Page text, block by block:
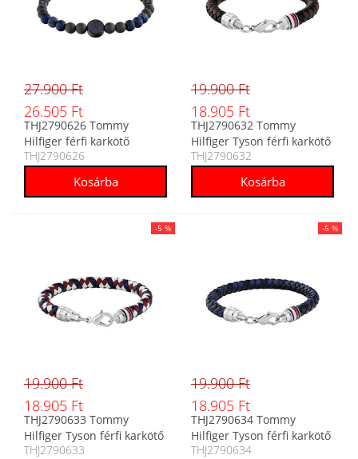
27.900 Ft
26.505 Ft
THJ2790626 Tommy
Hilfiger férfi karkötő
THJ2790626
19.900 Ft
18.905 Ft
THJ2790632 Tommy
Hilfiger Tyson férfi karkötő
THJ2790632
-5 %
19.900 Ft
18.905 Ft
THJ2790633 Tommy
Hilfiger Tyson férfi karkötő
THJ2790633
-5 %
19.900 Ft
18.905 Ft
THJ2790634 Tommy
Hilfiger Tyson férfi karkötő
THJ2790634